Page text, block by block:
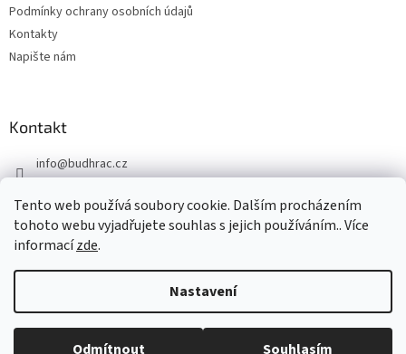
Tento web používá soubory cookie. Dalším procházením
tohoto webu vyjadřujete souhlas s jejich používáním.. Více
informacízde.
Nastavení
Odmítnout Souhlasím
Podmínky ochrany osobních údajů
Kontakty
Napište nám
Kontakt
info@budhrac.cz
Jsme i na Facebooku
Vytvořil Shoptet